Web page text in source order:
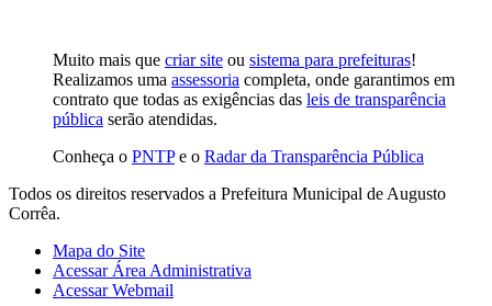
Muito mais que criar site ou sistema para prefeituras!
Realizamos uma assessoria completa, onde garantimos em
contrato que todas as exigências das leis de transparência
pública serão atendidas.
Conheça o PNTPe o Radar da Transparência Pública
Todos os direitos reservados a Prefeitura Municipal de Augusto
Corrêa.
Mapa do Site
Acessar Área Administrativa
Acessar Webmail